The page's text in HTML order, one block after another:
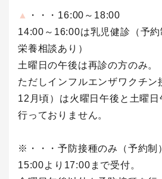
▲
・・・16:00～18:00
14:00～16:00は乳児健診（予
栄養相談あり）
土曜日の午後は再診の方のみ。
ただしインフルエンザワクチン
12月頃）は火曜日午後と土曜
行っておりません。
※・・・予防接種のみ（予約制
15:00より17:00まで受付。